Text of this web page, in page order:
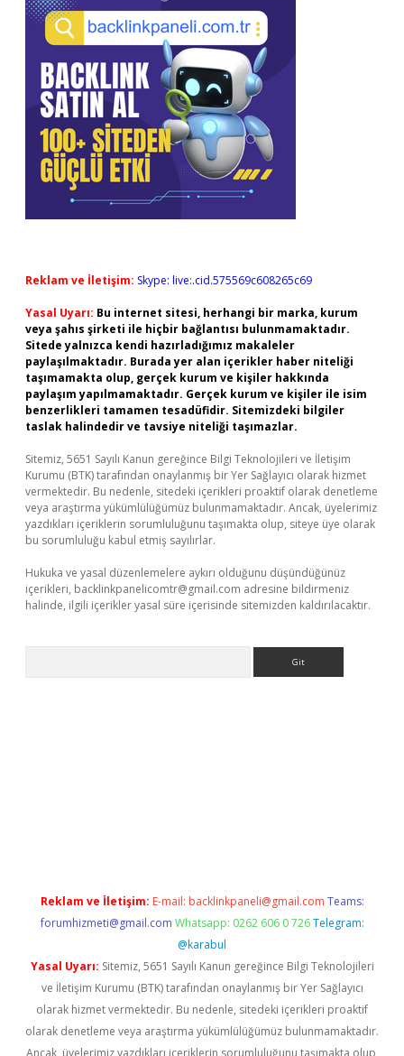
Reklam ve İletişim: Skype: live:.cid.575569c608265c69
Yasal Uyarı: Bu internet sitesi, herhangi bir marka, kurum
veya şahıs şirketi ile hiçbir bağlantısı bulunmamaktadır.
Sitede yalnızca kendi hazırladığımız makaleler
paylaşılmaktadır. Burada yer alan içerikler haber niteliği
taşımamakta olup, gerçek kurum ve kişiler hakkında
paylaşım yapılmamaktadır. Gerçek kurum ve kişiler ile isim
benzerlikleri tamamen tesadüfidir. Sitemizdeki bilgiler
taslak halindedir ve tavsiye niteliği taşımazlar.
Sitemiz, 5651 Sayılı Kanun gereğince Bilgi Teknolojileri ve İletişim
Kurumu (BTK) tarafından onaylanmış bir Yer Sağlayıcı olarak hizmet
vermektedir. Bu nedenle, sitedeki içerikleri proaktif olarak denetleme
veya araştırma yükümlülüğümüz bulunmamaktadır. Ancak, üyelerimiz
yazdıkları içeriklerin sorumluluğunu taşımakta olup, siteye üye olarak
bu sorumluluğu kabul etmiş sayılırlar.
Hukuka ve yasal düzenlemelere aykırı olduğunu düşündüğünüz
içerikleri, backlinkpanelicomtr@gmail.com adresine bildirmeniz
halinde, ilgili içerikler yasal süre içerisinde sitemizden kaldırılacaktır.
Reklam ve İletişim: E-mail: backlinkpaneli@gmail.com Teams:
forumhizmeti@gmail.com Whatsapp: 0262 606 0 726 Telegram:
@karabul
Yasal Uyarı: Sitemiz, 5651 Sayılı Kanun gereğince Bilgi Teknolojileri
ve İletişim Kurumu (BTK) tarafından onaylanmış bir Yer Sağlayıcı
olarak hizmet vermektedir. Bu nedenle, sitedeki içerikleri proaktif
olarak denetleme veya araştırma yükümlülüğümüz bulunmamaktadır.
Ancak, üyelerimiz yazdıkları içeriklerin sorumluluğunu taşımakta olup,